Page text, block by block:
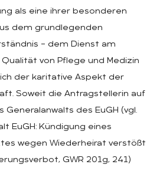
als eine ihrer besonderen
dem grundlegenden
– dem Dienst am
von Pflege und Medizin
der karitative Aspekt der
Soweit die Antragstellerin auf
des EuGH (vgl.
EuGH: Kündigung eines
wegen Wiederheirat verstößt
GWR 201g, 241)